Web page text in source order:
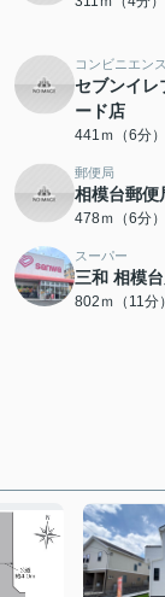
コンビニエン
セブンイレ
ード店
441ｍ（6分）
郵便局
相模台郵便
478ｍ（6分）
スーパー
三和 相模
802ｍ（11分）